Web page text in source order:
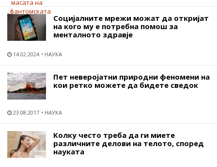
Социјалните мрежи можат да откријат
на кого му е потребна помош за
менталното здравје
14.02.2024 НАУКА
Пет неверојатни природни феномени на
кои ретко можете да бидете сведок
23.08.2017 НАУКА
Колку често треба да ги миете
различните делови на телото, според
науката